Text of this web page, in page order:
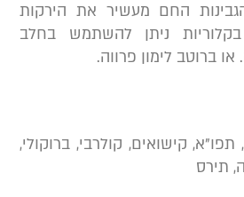
החם מעשיר את הירקות
ניתן להשתמש בחלב
לימון פרווה.
קישואים, קולרבי, ברוקולי,